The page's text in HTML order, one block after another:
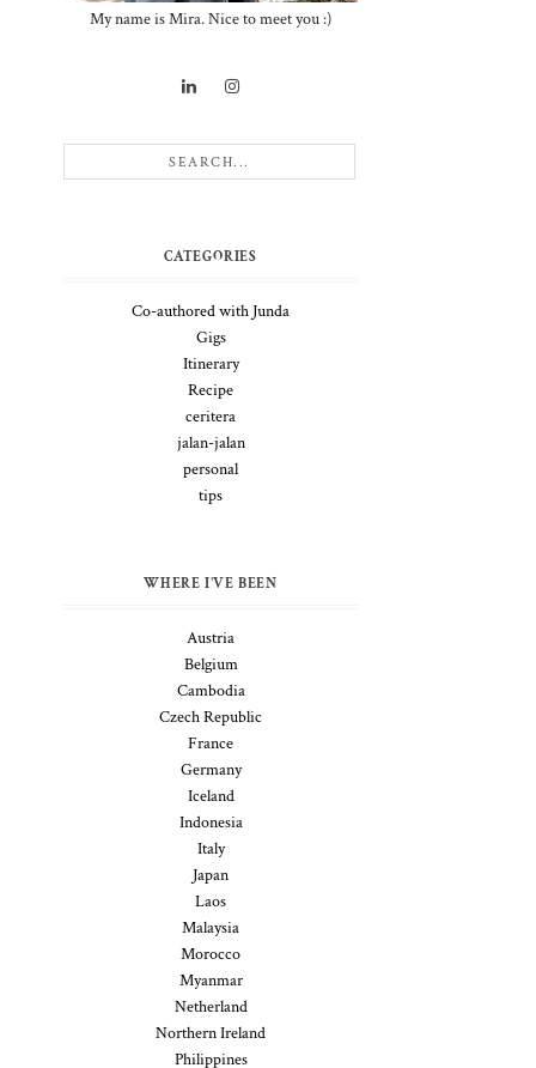
My name is Mira. Nice to meet you :)
CATEGORIES
Co-authored with Junda
Gigs
Itinerary
Recipe
ceritera
jalan-jalan
personal
tips
WHERE I'VE BEEN
Austria
Belgium
Cambodia
Czech Republic
France
Germany
Iceland
Indonesia
Italy
Japan
Laos
Malaysia
Morocco
Myanmar
Netherland
Northern Ireland
Philippines